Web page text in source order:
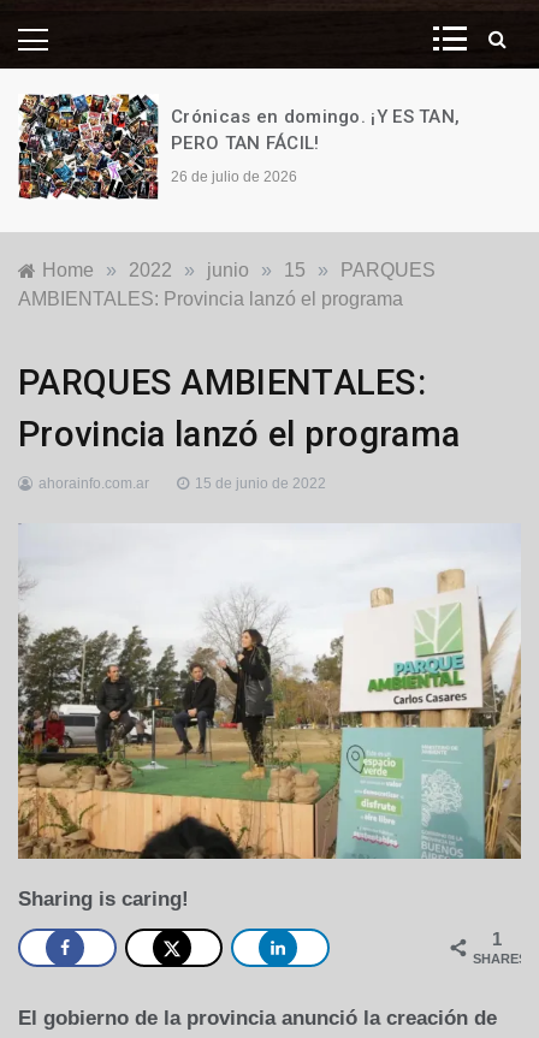
Crónicas en domingo. ¡Y ES TAN,
PERO TAN FÁCIL!
26 de julio de 2026
Home » 2022 » junio » 15 »
PARQUES
AMBIENTALES: Provincia lanzó el programa
Ecología ,
Nacionales
PARQUES AMBIENTALES:
Provincia lanzó el programa
ahorainfo.com.ar 15 de junio de 2022
Sharing is caring!
1
SHARES
El gobierno de la provincia anunció la creación de